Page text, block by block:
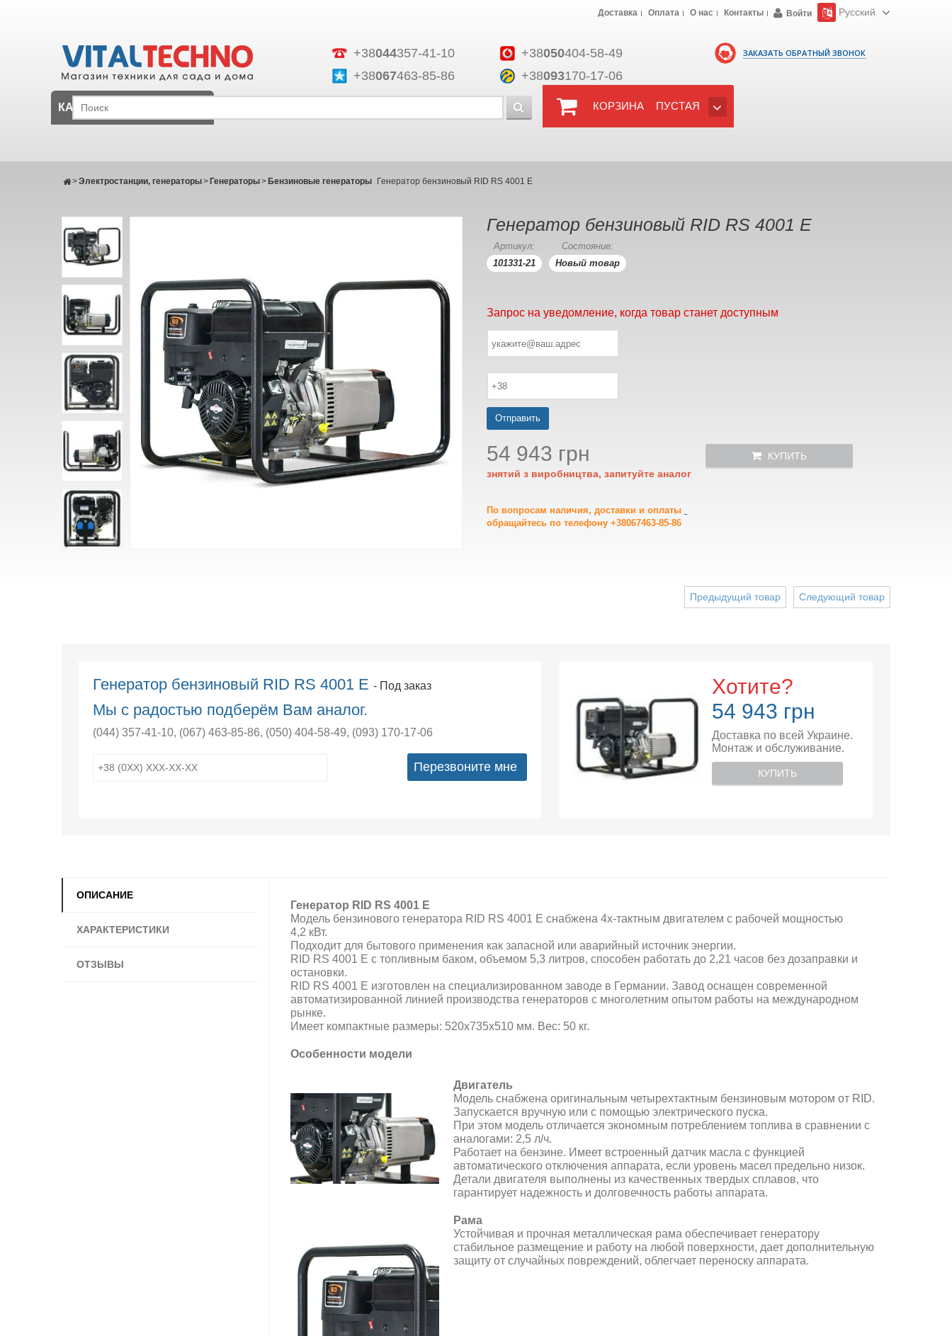
ЗАКАЗАТЬ ОБРАТНЫЙ ЗВОНОК
+38044357-41-10 +38050404-58-49
+38067463-85-86 +38093170-17-06
Доставка Оплата О нас Контакты Войти Русский
КОРЗИНА ПУСТАЯ
КАТАЛОГ
Электростанции, генераторы
> Генераторы
> Бензиновые генераторы
> Генератор бензиновый RID RS 4001 E
Генератор бензиновый RID RS 4001 E
Артикул:
101331-21
Состояние:
Новый товар
Запрос на уведомление, когда товар станет доступным
Отправить
54 943 грн
знятий з виробництва, запитуйте аналог
КУПИТЬ
По вопросам наличия, доставки и оплаты
обращайтесь по телефону +38067463-85-86
Следующий товар
Предыдущий товар
Генератор бензиновый RID RS 4001 E- Под заказ
Мы с радостью подберём Вам аналог.
(044) 357-41-10, (067) 463-85-86, (050) 404-58-49, (093) 170-17-06
Перезвоните мне
Хотите?
54 943 грн
Доставка по всей Украине.
Монтаж и обслуживание.
КУПИТЬ
ОПИСАНИЕ
ХАРАКТЕРИСТИКИ
ОТЗЫВЫ
Генератор RID RS 4001 E
Модель бензинового генератора RID RS 4001 E снабжена 4х-тактным двигателем с рабочей мощностью
4,2 кВт.
Подходит для бытового применения как запасной или аварийный источник энергии.
RID RS 4001 E с топливным баком, объемом 5,3 литров, способен работать до 2,21 часов без дозаправки и
остановки.
RID RS 4001 E изготовлен на специализированном заводе в Германии. Завод оснащен современной
автоматизированной линией производства генераторов с многолетним опытом работы на международном
рынке.
Имеет компактные размеры: 520х735х510 мм. Вес: 50 кг.
Особенности модели
Двигатель
Модель снабжена оригинальным четырехтактным бензиновым мотором от RID.
Запускается вручную или с помощью электрического пуска.
При этом модель отличается экономным потреблением топлива в сравнении с
аналогами: 2,5 л/ч.
Работает на бензине. Имеет встроенный датчик масла с функцией
автоматического отключения аппарата, если уровень масел предельно низок.
Детали двигателя выполнены из качественных твердых сплавов, что
гарантирует надежность и долговечность работы аппарата.
Рама
Устойчивая и прочная металлическая рама обеспечивает генератору
стабильное размещение и работу на любой поверхности, дает дополнительную
защиту от случайных повреждений, облегчает переноску аппарата.